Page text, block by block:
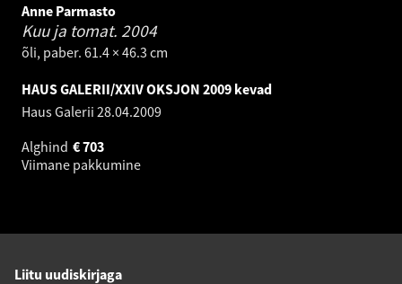
Anne Parmasto
Kuu ja tomat. 2004
õli, paber. 61.4 × 46.3 cm
HAUS GALERII/XXIV OKSJON 2009 kevad
Haus Galerii 28.04.2009
Alghind
703
€
Viimane pakkumine
Liitu uudiskirjaga